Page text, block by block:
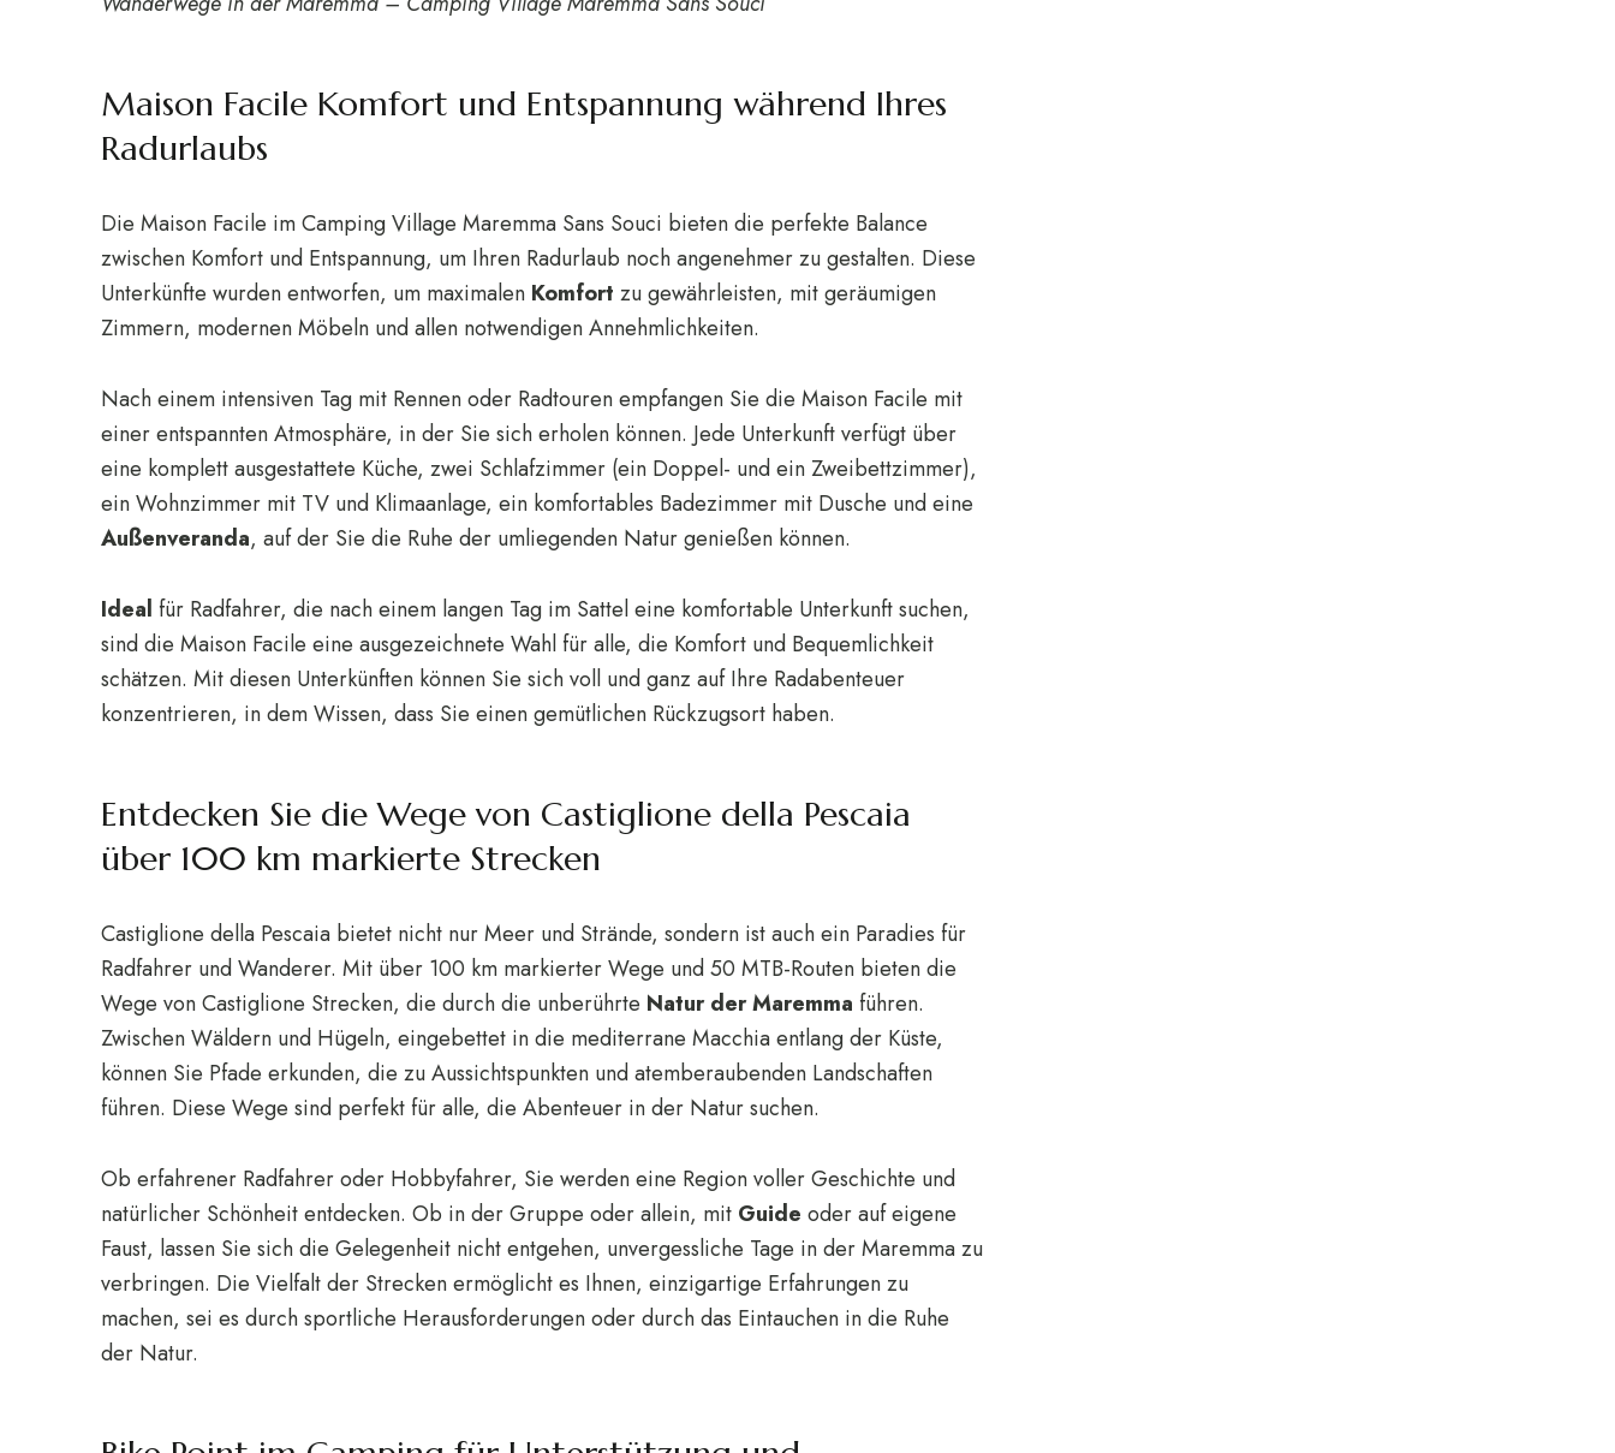
Maison Facile Komfort und Entspannung während Ihres
Radurlaubs
Die Maison Facile im Camping Village Maremma Sans Souci bieten die perfekte Balance
zwischen Komfort und Entspannung, um Ihren Radurlaub noch angenehmer zu gestalten. Diese
Unterkünfte wurden entworfen, um maximalen Komfort zu gewährleisten, mit geräumigen
Zimmern, modernen Möbeln und allen notwendigen Annehmlichkeiten.
Nach einem intensiven Tag mit Rennen oder Radtouren empfangen Sie die Maison Facile mit
einer entspannten Atmosphäre, in der Sie sich erholen können. Jede Unterkunft verfügt über
eine komplett ausgestattete Küche, zwei Schlafzimmer (ein Doppel- und ein Zweibettzimmer),
ein Wohnzimmer mit TV und Klimaanlage, ein komfortables Badezimmer mit Dusche und eine
Außenveranda, auf der Sie die Ruhe der umliegenden Natur genießen können.
Ideal für Radfahrer, die nach einem langen Tag im Sattel eine komfortable Unterkunft suchen,
sind die Maison Facile eine ausgezeichnete Wahl für alle, die Komfort und Bequemlichkeit
schätzen. Mit diesen Unterkünften können Sie sich voll und ganz auf Ihre Radabenteuer
konzentrieren, in dem Wissen, dass Sie einen gemütlichen Rückzugsort haben.
Entdecken Sie die Wege von Castiglione della Pescaia
über 100 km markierte Strecken
Castiglione della Pescaia bietet nicht nur Meer und Strände, sondern ist auch ein Paradies für
Radfahrer und Wanderer. Mit über 100 km markierter Wege und 50 MTB-Routen bieten die
Wege von Castiglione Strecken, die durch die unberührte Natur der Maremma führen.
Zwischen Wäldern und Hügeln, eingebettet in die mediterrane Macchia entlang der Küste,
können Sie Pfade erkunden, die zu Aussichtspunkten und atemberaubenden Landschaften
führen. Diese Wege sind perfekt für alle, die Abenteuer in der Natur suchen.
Ob erfahrener Radfahrer oder Hobbyfahrer, Sie werden eine Region voller Geschichte und
natürlicher Schönheit entdecken. Ob in der Gruppe oder allein, mit Guide oder auf eigene
Faust, lassen Sie sich die Gelegenheit nicht entgehen, unvergessliche Tage in der Maremma zu
verbringen. Die Vielfalt der Strecken ermöglicht es Ihnen, einzigartige Erfahrungen zu
machen, sei es durch sportliche Herausforderungen oder durch das Eintauchen in die Ruhe
der Natur.